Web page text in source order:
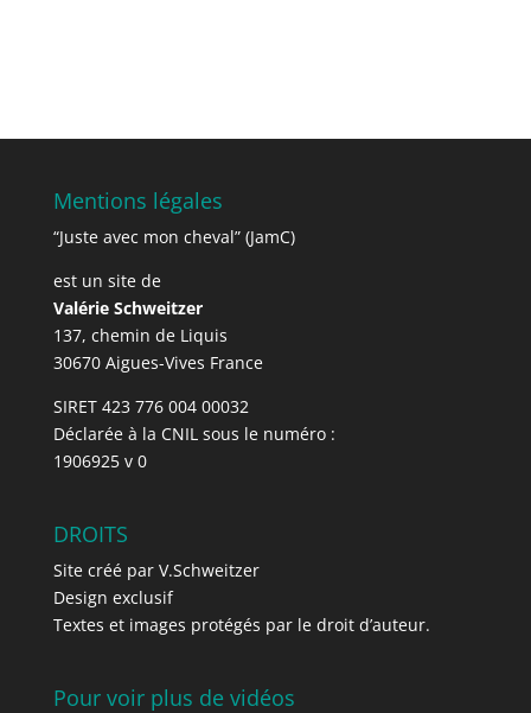
Mentions légales
“Juste avec mon cheval” (JamC)
est un site de
Valérie Schweitzer
137, chemin de Liquis
30670 Aigues-Vives France
SIRET 423 776 004 00032
Déclarée à la CNIL sous le numéro :
1906925 v 0
DROITS
Site créé par V.Schweitzer
Design exclusif
Textes et images protégés par le droit d’auteur.
Pour voir plus de vidéos